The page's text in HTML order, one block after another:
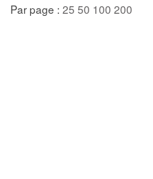
Par page : 25 50 100 200